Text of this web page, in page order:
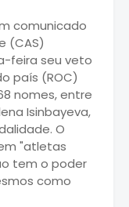
comunicado
(CAS)
feira seu veto
país (ROC)
nomes, entre
Isinbayeva,
O
"atletas
tem o poder
como